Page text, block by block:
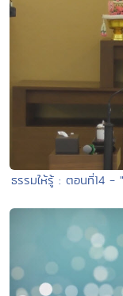
ธรรมให้รู้ : ตอนที่14 -